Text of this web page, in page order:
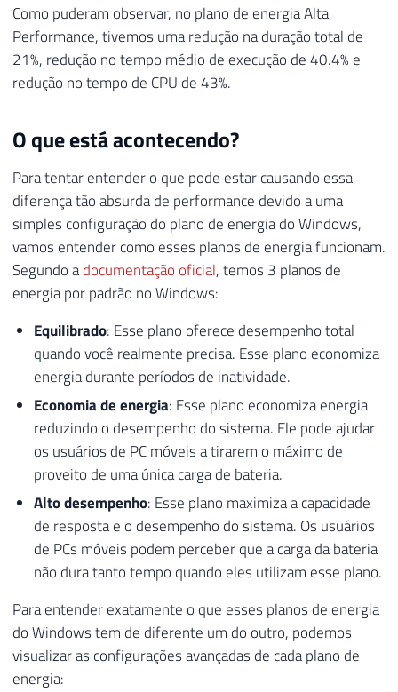
Como puderam observar, no plano de energia Alta
Performance, tivemos uma redução na duração total de
21%, redução no tempo médio de execução de 40.4% e
redução no tempo de CPU de 43%.
O que está acontecendo?
Para tentar entender o que pode estar causando essa
diferença tão absurda de performance devido a uma
simples configuração do plano de energia do Windows,
vamos entender como esses planos de energia funcionam.
Segundo adocumentação oficial, temos 3 planos de
energia por padrão no Windows:
Equilibrado: Esse plano oferece desempenho total
quando você realmente precisa. Esse plano economiza
energia durante períodos de inatividade.
Economia de energia: Esse plano economiza energia
reduzindo o desempenho do sistema. Ele pode ajudar
os usuários de PC móveis a tirarem o máximo de
proveito de uma única carga de bateria.
Alto desempenho: Esse plano maximiza a capacidade
de resposta e o desempenho do sistema. Os usuários
de PCs móveis podem perceber que a carga da bateria
não dura tanto tempo quando eles utilizam esse plano.
Para entender exatamente o que esses planos de energia
do Windows tem de diferente um do outro, podemos
visualizar as configurações avançadas de cada plano de
energia: